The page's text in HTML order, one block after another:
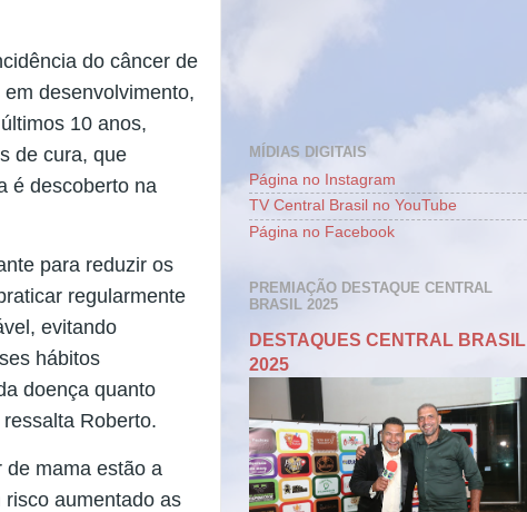
do câncer de
desenvolvimento,
10 anos,
de cura, que
é descoberto na
para reduzir os
regularmente
evitando
hábitos
doença quanto
Roberto.
de mama estão a
aumentado as
MÍDIAS DIGITAIS
Página no Instagram
TV Central Brasil no YouTube
Página no Facebook
PREMIAÇÃO DESTAQUE CENTRAL
BRASIL 2025
DESTAQUES CENTRAL BRASIL
2025